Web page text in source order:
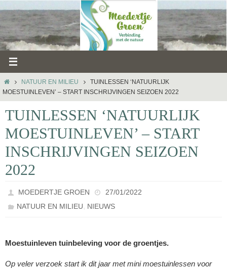
naar
inhoud
HOMENATUUR EN MILIEU
TUINLESSEN ‘NATUURLIJK
MOESTUINLEVEN’ – START INSCHRIJVINGEN SEIZOEN 2022
TUINLESSEN ‘NATUURLIJK
MOESTUINLEVEN’ – START
INSCHRIJVINGEN SEIZOEN
2022
MOEDERTJE GROEN
27/01/2022
NATUUR EN MILIEU, NIEUWS
Moestuinleven tuinbeleving voor de groentjes.
Op veler verzoek start ik dit jaar met mini moestuinlessen voor